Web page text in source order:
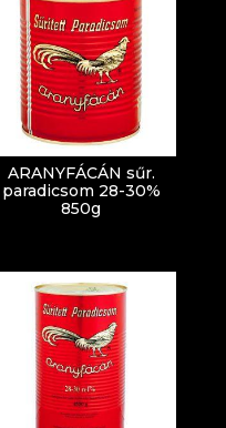
ARANYFÁCÁN sűr.
paradicsom 28-30%
850g